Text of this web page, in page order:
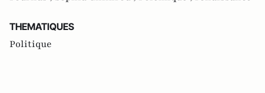
THEMATIQUES
Politique